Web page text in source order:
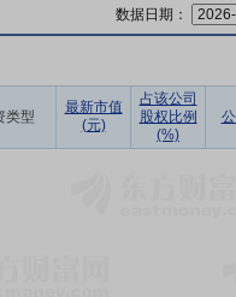
数据日期：
类型
最新市值
(元)
占该公司
股权比例
(%)